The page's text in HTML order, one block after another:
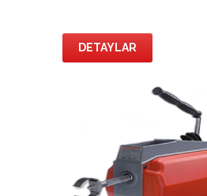
DETAYLAR